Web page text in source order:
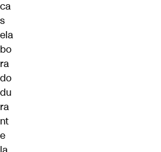
ca
s
ela
bo
ra
do
du
ra
nt
e